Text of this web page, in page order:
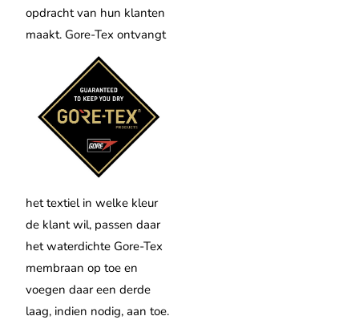
opdracht van hun klanten
maakt. Gore-Tex ontvangt
het textiel in welke kleur
de klant wil, passen daar
het waterdichte Gore-Tex
membraan op toe en
voegen daareen derde
laag, indien nodig, aan toe.